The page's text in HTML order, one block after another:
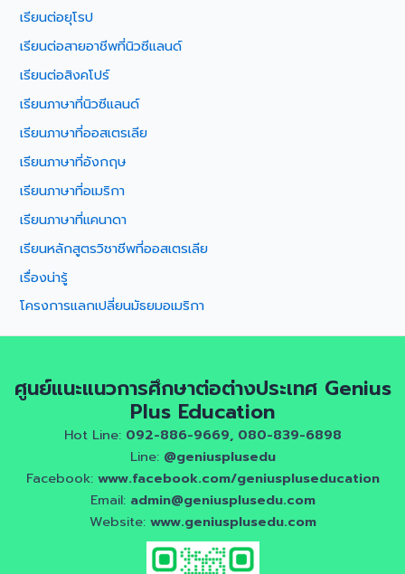
เรียนต่อยุโรป
เรียนต่อสายอาชีพที่นิวซีแลนด์
เรียนต่อสิงคโปร์
เรียนภาษาที่นิวซีแลนด์
เรียนภาษาที่ออสเตรเลีย
เรียนภาษาที่อังกฤษ
เรียนภาษาที่อเมริกา
เรียนภาษาที่แคนาดา
เรียนหลักสูตรวิชาชีพที่ออสเตรเลีย
เรื่องน่ารู้
โครงการแลกเปลี่ยนมัธยมอเมริกา
ศูนย์แนะแนวการศึกษาต่อต่างประเทศ Genius
Plus Education
Hot Line: 092-886-9669, 080-839-6898
Line: @geniusplusedu
Facebook: www.facebook.com/geniuspluseducation
Email: admin@geniusplusedu.com
Website: www.geniusplusedu.com